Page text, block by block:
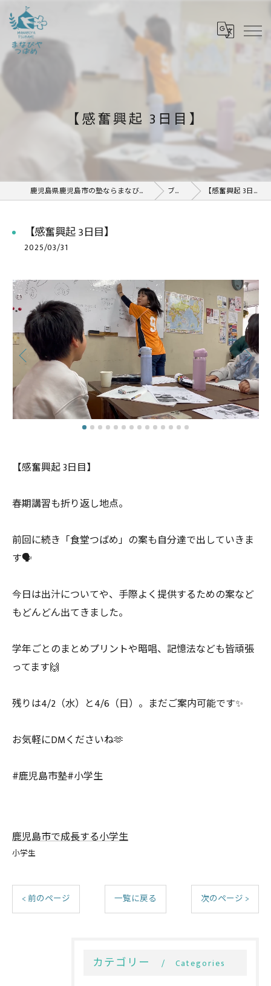
【感奮興起 3日目】
鹿児島県鹿児島市の塾ならまなびや つばめ ブログ 【感奮興起 3日目】
【感奮興起 3日目】
2025/03/31
【感奮興起 3日目】
春期講習も折り返し地点。
前回に続き「食堂つばめ」の案も自分達で出していきま
す🗣️
今日は出汁についてや、手際よく提供するための案など
もどんどん出てきました。
学年ごとのまとめプリントや暗唱、記憶法なども皆頑張
ってます🙌
残りは4/2（水）と4/6（日）。まだご案内可能です✨
お気軽にDMくださいね🫶
#鹿児島市塾#小学生
鹿児島市で成長する小学生
小学生
< 前のページ 一覧に戻る 次のページ >
カテゴリー Categories